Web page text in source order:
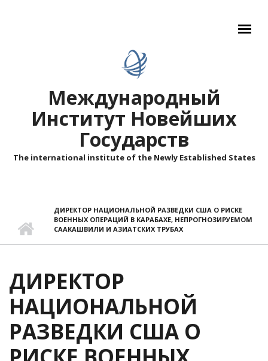
Международный
Институт Новейших
Государств
The international institute of the Newly Established States
ДИРЕКТОР НАЦИОНАЛЬНОЙ РАЗВЕДКИ США О РИСКЕ
ВОЕННЫХ ОПЕРАЦИЙ В КАРАБАХЕ, НЕПРОГНОЗИРУЕМОМ
СААКАШВИЛИ И АЗИАТСКИХ ТРУБАХ
ДИРЕКТОР
НАЦИОНАЛЬНОЙ
РАЗВЕДКИ США О